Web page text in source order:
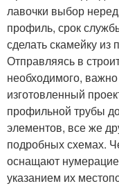
лавочки выбор
профиль, срок
сделать скамейку
Отправляясь в
необходимого,
изготовленный
профильной трубы
элементов, все же
подробных схемах.
оснащают
указанием их